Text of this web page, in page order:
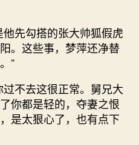
先勾搭的张大帅狐假虎
。这些事，梦萍还净替
”
不去这很正常。舅兄大
你都是轻的，夺妻之恨
是太狠心了，也有点下